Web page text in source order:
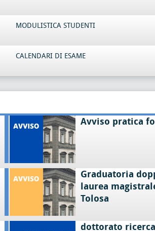
MODULISTICA STUDENTI
CALENDARI DI ESAME
Avviso pratica
Graduatoria
laurea
Tolosa
dottorato